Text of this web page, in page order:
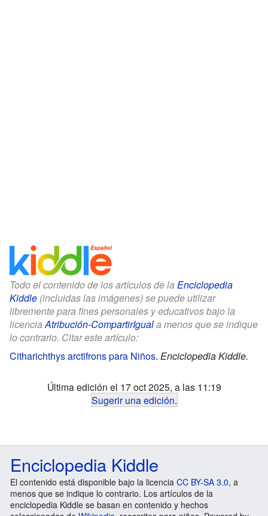
Todo el contenido de los artículos de la Enciclopedia
Kiddle (incluidas las imágenes) se puede utilizar
libremente para fines personales y educativos bajo la
licenciaAtribución-CompartirIguala menos que se indique
lo contrario. Citar este artículo:
Citharichthys arctifrons para Niños. Enciclopedia Kiddle.
Última edición el 17 oct 2025, a las 11:19
Sugerir una edición.
Enciclopedia Kiddle
El contenido está disponible bajo la licencia CC BY-SA 3.0, a
menos que se indique lo contrario. Los artículos de la
enciclopedia Kiddle se basan en contenido y hechos